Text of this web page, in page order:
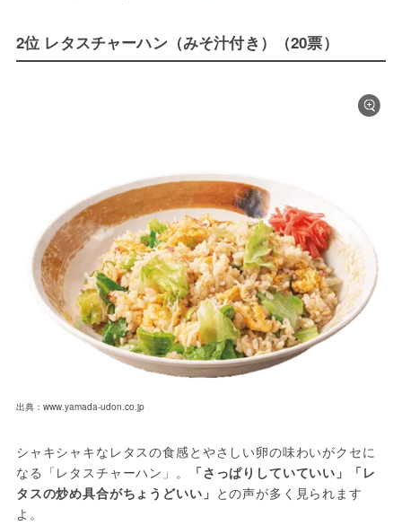
2位 レタスチャーハン（みそ汁付き）（20票）
出典：www.yamada-udon.co.jp
シャキシャキなレタスの食感とやさしい卵の味わいがクセに
なる「レタスチャーハン」。
「さっぱりしていていい」「レ
タスの炒め具合がちょうどいい」 との声が多く見られます
よ。